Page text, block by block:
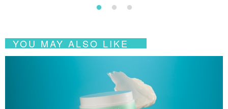
YOU MAY ALSO LIKE